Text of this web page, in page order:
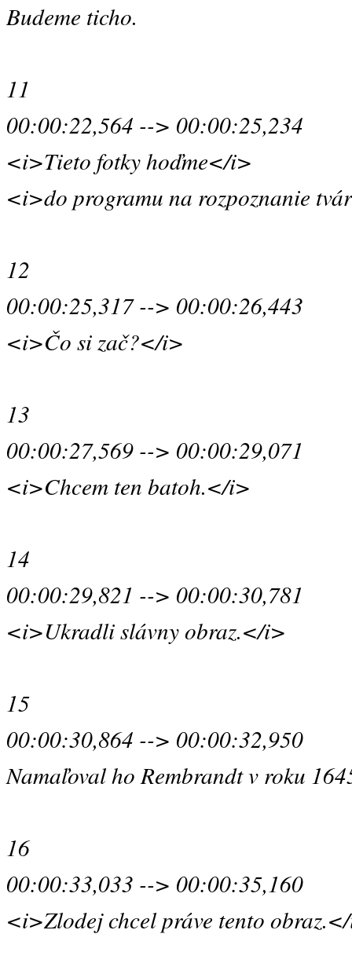
Budeme ticho.
11
00:00:22,564 --> 00:00:25,234
<i>Tieto fotky hoďme</i>
<i>do programu na rozpoznanie
12
00:00:25,317 --> 00:00:26,443
<i>Čo si zač?</i>
13
00:00:27,569 --> 00:00:29,071
<i>Chcem ten batoh.</i>
14
00:00:29,821 --> 00:00:30,781
<i>Ukradli slávny obraz.</i>
15
00:00:30,864 --> 00:00:32,950
Namaľoval ho Rembrandt v roku
16
00:00:33,033 --> 00:00:35,160
<i>Zlodej chcel práve tento